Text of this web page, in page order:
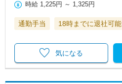
時給 1,225円 ～ 1,325円
通勤手当 18時までに退社可能
気になる